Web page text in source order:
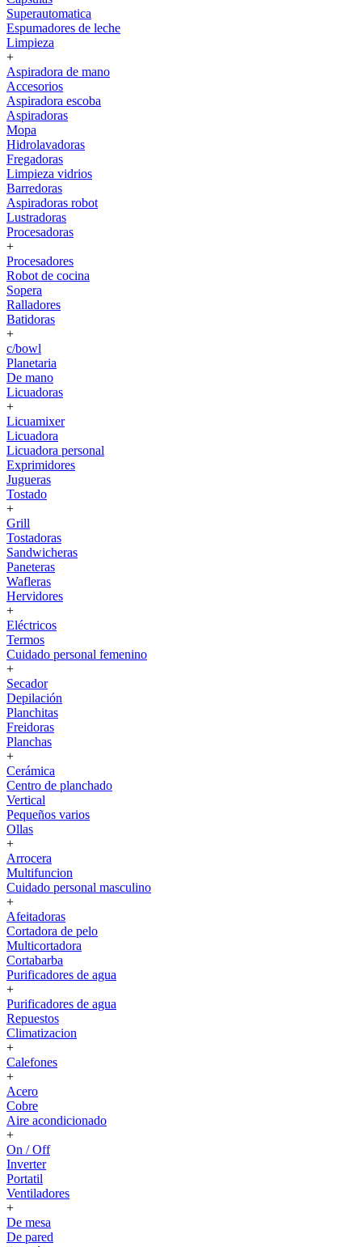
Superautomatica
Espumadores de leche
Limpieza
+
Aspiradora de mano
Accesorios
Aspiradora escoba
Aspiradoras
Mopa
Hidrolavadoras
Fregadoras
Limpieza vidrios
Barredoras
Aspiradoras robot
Lustradoras
Procesadoras
+
Procesadores
Robot de cocina
Sopera
Ralladores
Batidoras
+
c/bowl
Planetaria
De mano
Licuadoras
+
Licuamixer
Licuadora
Licuadora personal
Exprimidores
Jugueras
Tostado
+
Grill
Tostadoras
Sandwicheras
Paneteras
Wafleras
Hervidores
+
Eléctricos
Termos
Cuidado personal femenino
+
Secador
Depilación
Planchitas
Freidoras
Planchas
+
Cerámica
Centro de planchado
Vertical
Pequeños varios
Ollas
+
Arrocera
Multifuncion
Cuidado personal masculino
+
Afeitadoras
Cortadora de pelo
Multicortadora
Cortabarba
Purificadores de agua
+
Purificadores de agua
Repuestos
Climatizacion
+
Calefones
+
Acero
Cobre
Aire acondicionado
+
On / Off
Inverter
Portatil
Ventiladores
+
De mesa
De pared